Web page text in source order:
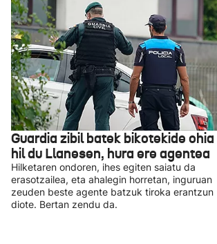
Guardia zibil batek bikotekide ohia
hil du Llanesen, hura ere agentea
Hilketaren ondoren, ihes egiten saiatu da
erasotzailea, eta ahalegin horretan, inguruan
zeuden beste agente batzuk tiroka erantzun
diote. Bertan zendu da.